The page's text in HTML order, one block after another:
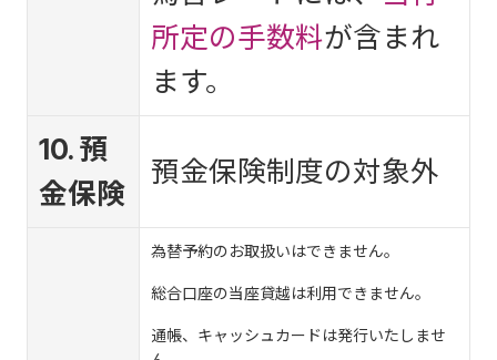
所定の手数料が含まれ
ます。
10. 預
金保険
預金保険制度の対象外
為替予約のお取扱いはできません。
総合口座の当座貸越は利用できません。
通帳、キャッシュカードは発行いたしませ